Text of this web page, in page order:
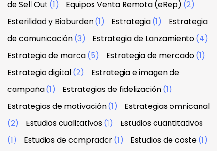
de Sell Out (1) Equipos Venta Remota (eRep) (2)
Esterilidad y Bioburden(1) Estrategia(1)
Estrategia
de comunicación(3) Estrategia de Lanzamiento(4)
Estrategia de marca(5) Estrategia de mercado(1)
Estrategia digital(2)
Estrategia e imagen de
campaña(1) Estrategias de fidelización(1)
Estrategias de motivación(1)
Estrategias omnicanal
(2)
Estudios cualitativos(1)
Estudios cuantitativos
(1)
Estudios de comprador(1) Estudios de coste(1)